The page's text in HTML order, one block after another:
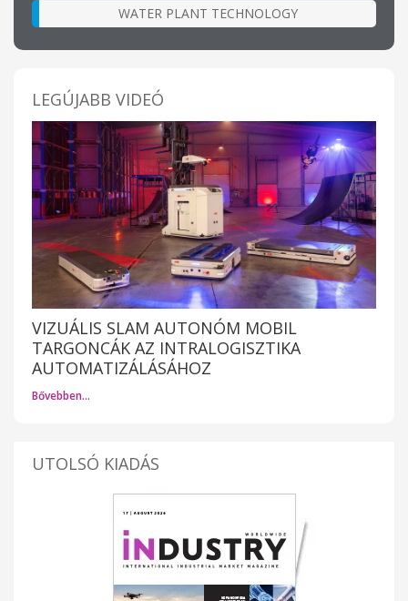
WATER PLANT TECHNOLOGY
LEGÚJABB VIDEÓ
VIZUÁLIS SLAM AUTONÓM MOBIL
TARGONCÁK AZ INTRALOGISZTIKA
AUTOMATIZÁLÁSÁHOZ
Bővebben…
UTOLSÓ KIADÁS